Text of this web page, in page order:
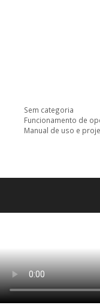
Categorias
Sem categoria
Funcionamento de
Manual de uso e